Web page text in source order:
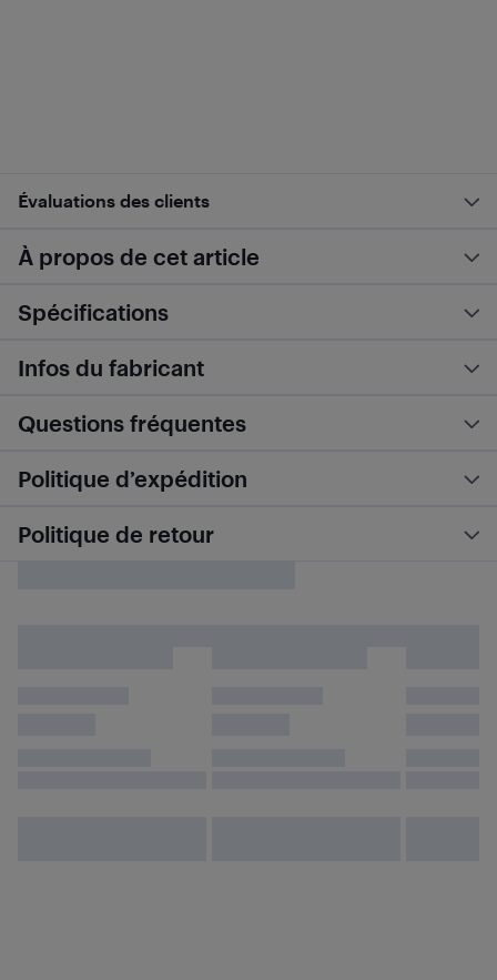
Évaluations des clients
À propos de cet article
Spécifications
Infos du fabricant
Questions fréquentes
Politique d’expédition
Politique de retour